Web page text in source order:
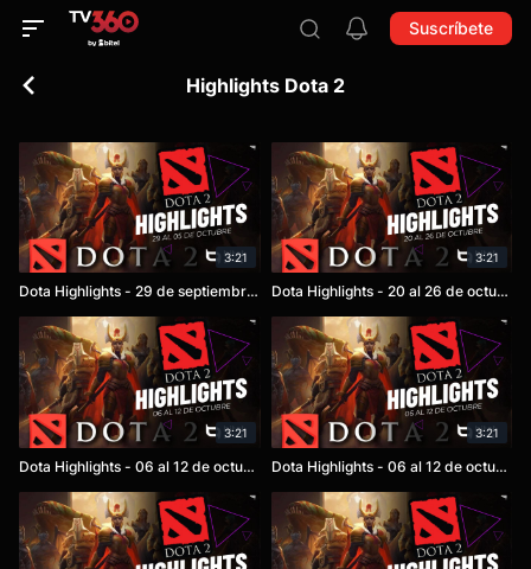
Suscríbete
Highlights Dota 2
3:21
Dota Highlights - 29 de septiembre al 05 de octubre
3:21
Dota Highlights - 20 al 26 de octubre
3:21
Dota Highlights - 06 al 12 de octubre
3:21
Dota Highlights - 06 al 12 de octubre